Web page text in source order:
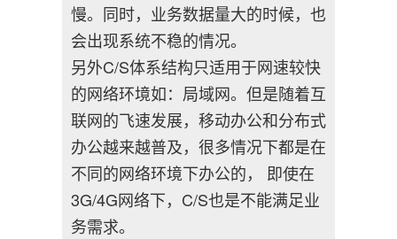
慢。同时，业务数据量大的时候，也
会出现系统不稳的情况。
另外C/S体系结构只适用于网速较快
的网络环境如：局域网。但是随着互
联网的飞速发展，移动办公和分布式
办公越来越普及，很多情况下都是在
不同的网络环境下办公的， 即使在
3G/4G网络下，C/S也是不能满足业
务需求。